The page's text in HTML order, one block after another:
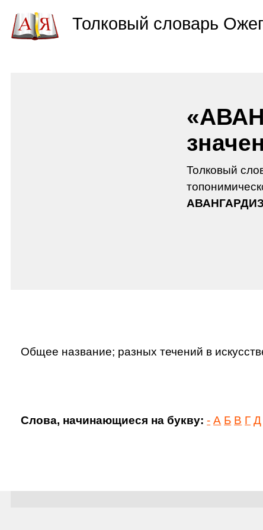
Толковый
Общее название; разных течений в
Слова, начинающиеся на букву: - А Б В Г Д
Толковый словарь